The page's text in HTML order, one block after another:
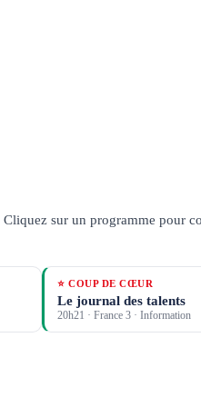
Cliquez sur un programme pour
⭐ COUP DE CŒUR
Le journal des talents
20h21 · France 3 · Information